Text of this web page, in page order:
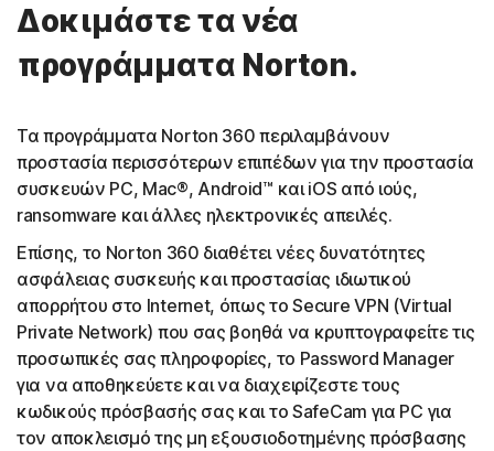
Δοκιμάστε τα νέα
προγράμματα Norton.
Τα προγράμματα Norton 360 περιλαμβάνουν
προστασία περισσότερων επιπέδων για την προστασία
συσκευών PC, Mac®, Android™ και iOS από ιούς,
ransomware και άλλες ηλεκτρονικές απειλές.
Επίσης, το Norton 360 διαθέτει νέες δυνατότητες
ασφάλειας συσκευής και προστασίας ιδιωτικού
απορρήτου στο Internet, όπως το Secure VPN (Virtual
Private Network) που σας βοηθά να κρυπτογραφείτε τις
προσωπικές σας πληροφορίες, το Password Manager
για να αποθηκεύετε και να διαχειρίζεστε τους
κωδικούς πρόσβασής σας και το SafeCam για PC για
τον αποκλεισμό της μη εξουσιοδοτημένης πρόσβασης